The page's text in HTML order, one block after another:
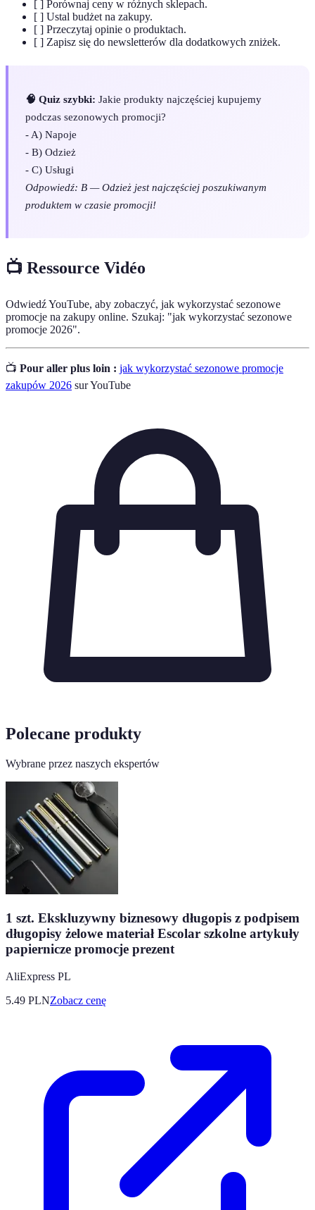
[ ] Porównaj ceny w różnych sklepach.
[ ] Ustal budżet na zakupy.
[ ] Przeczytaj opinie o produktach.
[ ] Zapisz się do newsletterów dla dodatkowych zniżek.
🧠 Quiz szybki: Jakie produkty najczęściej kupujemy
podczas sezonowych promocji?
- A) Napoje
- B) Odzież
- C) Usługi
Odpowiedź: B — Odzież jest najczęściej poszukiwanym
produktem w czasie promocji!
📺 Ressource Vidéo
Odwiedź YouTube, aby zobaczyć, jak wykorzystać sezonowe
promocje na zakupy online. Szukaj: "jak wykorzystać sezonowe
promocje 2026".
📺 Pour aller plus loin : jak wykorzystać sezonowe promocje
zakupów 2026 sur YouTube
Polecane produkty
Wybrane przez naszych ekspertów
1 szt. Ekskluzywny biznesowy długopis z podpisem
długopisy żelowe materiał Escolar szkolne artykuły
papiernicze promocje prezent
AliExpress PL
5.49 PLNZobacz cenę